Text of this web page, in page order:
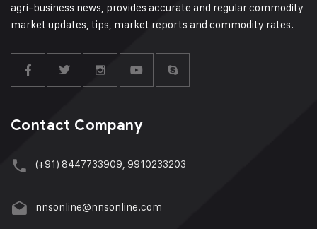
agri-business news, provides accurate and regular commodity
market updates, tips, market reports and commodity rates.
Contact Company
(+91) 8447733909, 9910233203
nnsonline@nnsonline.com